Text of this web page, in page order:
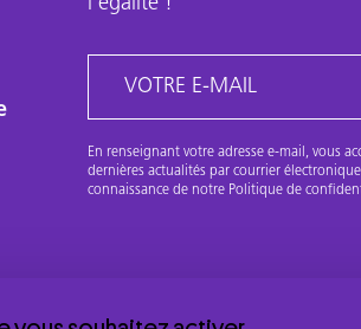
En renseignant votre adresse e-mail, vous
dernières actualités par courrier
connaissance de notre Politique de